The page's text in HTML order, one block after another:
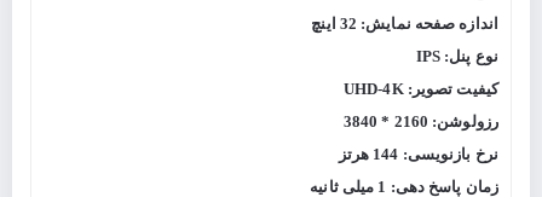
اندازه صفحه نمایش: 32 اینچ
نوع پنل: IPS
کیفیت تصویر: UHD-4K
رزولوشن: 2160 * 3840
نرخ بازنویسی: 144 هرتز
زمان پاسخ دهی: 1 میلی ثانیه